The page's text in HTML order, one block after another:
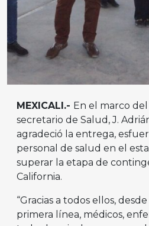
MEXICALI.- En el marco
secretario de Salud, J.
agradeció la entrega,
personal de salud en el
superar la etapa de
California.
“Gracias a todos ellos,
primera línea, médicos,